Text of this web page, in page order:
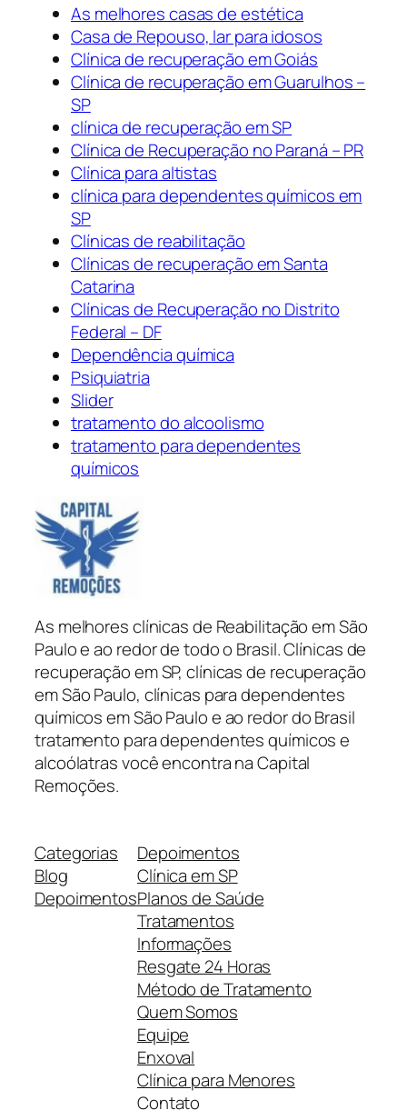
As melhores casas de estética
Casa de Repouso, lar para idosos
Clínica de recuperação em Goiás
Clínica de recuperação em Guarulhos –
SP
clínica de recuperação em SP
Clínica de Recuperação no Paraná – PR
Clínica para altistas
clínica para dependentes químicos em
SP
Clínicas de reabilitação
Clínicas de recuperação em Santa
Catarina
Clínicas de Recuperação no Distrito
Federal – DF
Dependência química
Psiquiatria
Slider
tratamento do alcoolismo
tratamento para dependentes
químicos
As melhores clínicas de Reabilitação em São
Paulo e ao redor de todo o Brasil. Clínicas de
recuperação em SP, clínicas de recuperação
em São Paulo, clínicas para dependentes
químicos em São Paulo e ao redor do Brasil
tratamento para dependentes químicos e
alcoólatras você encontra na Capital
Remoções.
Categorias
Blog
Depoimentos
Depoimentos
Clínica em SP
Planos de Saúde
Tratamentos
Informações
Resgate 24 Horas
Método de Tratamento
Quem Somos
Equipe
Enxoval
Clínica para Menores
Contato